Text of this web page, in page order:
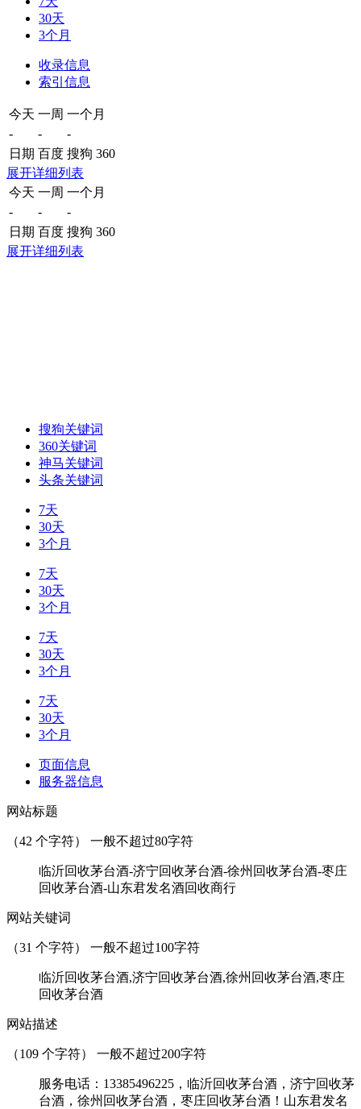
30天
3个月
收录信息
索引信息
今天 一周 一个月
-
-
-
日期 百度 搜狗 360
展开详细列表
今天 一周 一个月
-
-
-
日期 百度 搜狗 360
展开详细列表
搜狗关键词
360关键词
神马关键词
头条关键词
7天
30天
3个月
7天
30天
3个月
7天
30天
3个月
7天
30天
3个月
页面信息
服务器信息
网站标题
（42 个字符） 一般不超过80字符
临沂回收茅台酒-济宁回收茅台酒-徐州回收茅台酒-枣庄
回收茅台酒-山东君发名酒回收商行
网站关键词
（31 个字符） 一般不超过100字符
临沂回收茅台酒,济宁回收茅台酒,徐州回收茅台酒,枣庄
回收茅台酒
网站描述
（109 个字符） 一般不超过200字符
服务电话：13385496225，临沂回收茅台酒，济宁回收茅
台酒，徐州回收茅台酒，枣庄回收茅台酒！山东君发名